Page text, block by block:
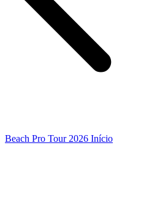
Beach Pro Tour 2026 Início